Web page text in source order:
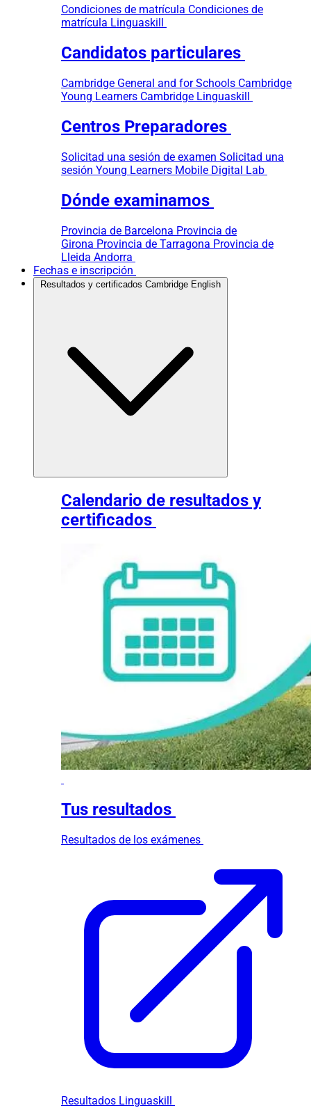
Condiciones de matrícula Condiciones de
matrícula Linguaskill
Candidatos particulares
Cambridge General and for Schools Cambridge
Young Learners Cambridge Linguaskill
Centros Preparadores
Solicitad una sesión de examen Solicitad una
sesión Young Learners Mobile Digital Lab
Dónde examinamos
Provincia de Barcelona Provincia de
Girona Provincia de Tarragona Provincia de
Lleida Andorra
Fechas e inscripción
Calendario de resultados y
certificados
Tus resultados
Resultados de los exámenes
Resultados Linguaskill